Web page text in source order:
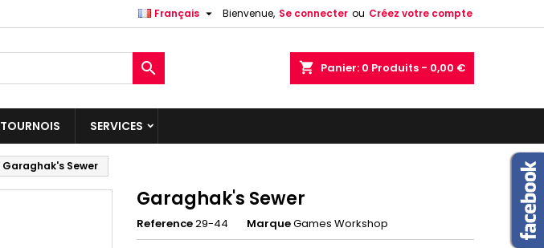
Bienvenue, Se connecter ou Créez votre compte
Français 
shopping_cart Panier: 0 Produits - 0,00 €

TOURNOIS SERVICES
Garaghak's Sewer
Garaghak's Sewer
Reference29-44 MarqueGames Workshop